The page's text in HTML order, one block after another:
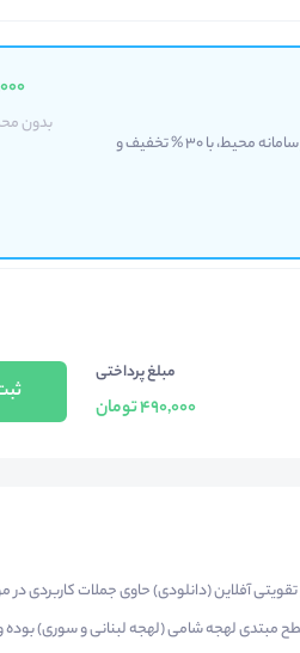
قیمت اصلی این آموزش در سایت عربیفا 700 هزار تومان است که در سامانه محیط، با 30 % تخفیف و
بدون
مبلغ پرداختی
490,000 تومان
آفلاین (دانلودی) حاوی جملات کاربردی
مبتدی لهجه شامی (لهجه لبنانی و سوری)